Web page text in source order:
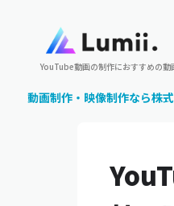
YouTube動画の制作におすすめの動
動画制作・映像制作なら株